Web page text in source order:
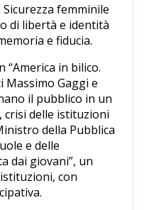
femminile
di libertà e identità
e fiducia.
“America in bilico.
Massimo Gaggi e
il pubblico in un
crisi delle istituzioni
della Pubblica
e delle
dai giovani”, un
con